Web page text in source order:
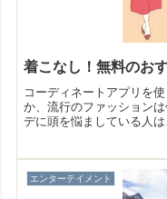
着こなし！無料のお
コーディネートアプリを
か、流行のファッション
デに頭を悩ましている人
エンターテイメント